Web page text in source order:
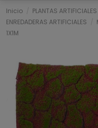
Inicio PLANTAS ARTIFICIALES
ENREDADERAS ARTIFICIALES
1X1M